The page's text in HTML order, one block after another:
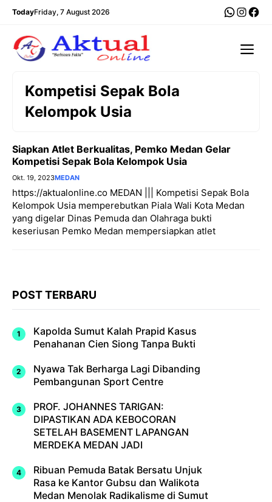
Langsung
TodayFriday, 7 August 2026
Kompetisi Sepak Bola
Kelompok Usia
Siapkan Atlet Berkualitas, Pemko Medan Gelar
Kompetisi Sepak Bola Kelompok Usia
Okt. 19, 2023MEDAN
https://aktualonline.co MEDAN ||| Kompetisi Sepak Bola
Kelompok Usia memperebutkan Piala Wali Kota Medan
yang digelar Dinas Pemuda dan Olahraga bukti
keseriusan Pemko Medan mempersiapkan atlet
POST TERBARU
Kapolda Sumut Kalah Prapid Kasus
Penahanan Cien Siong Tanpa Bukti
Nyawa Tak Berharga Lagi Dibanding
Pembangunan Sport Centre
PROF. JOHANNES TARIGAN:
DIPASTIKAN ADA KEBOCORAN
SETELAH BASEMENT LAPANGAN
MERDEKA MEDAN JADI
Ribuan Pemuda Batak Bersatu Unjuk
Rasa ke Kantor Gubsu dan Walikota
Medan Menolak Radikalisme di Sumut